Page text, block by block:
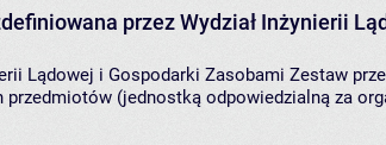
przez Wydział Inżynierii
Lądowej i Gospodarki Zasobami Zestaw
przedmiotów (jednostką odpowiedzialną za